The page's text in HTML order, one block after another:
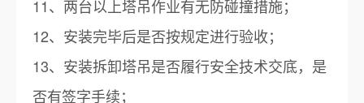
11、两台以上塔吊作业有无防碰撞措施；
12、安装完毕后是否按规定进行验收；
13、安装拆卸塔吊是否履行安全技术交底，是
否有签字手续；